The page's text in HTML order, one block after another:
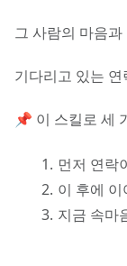
그 사람의 마음과
기다리고 있는
📌 이 스킬로 세
먼저 연락
이 후에 이
지금 속마